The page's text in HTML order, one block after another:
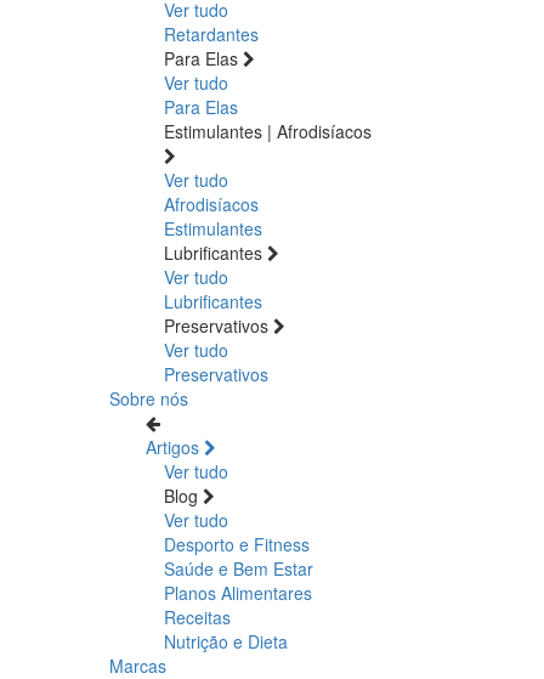
Ver tudo
Retardantes
Para Elas
Ver tudo
Para Elas
Estimulantes | Afrodisíacos
Ver tudo
Afrodisíacos
Estimulantes
Lubrificantes
Ver tudo
Lubrificantes
Preservativos
Ver tudo
Preservativos
Sobre nós
Artigos
Ver tudo
Blog
Ver tudo
Desporto e Fitness
Saúde e Bem Estar
Planos Alimentares
Receitas
Nutrição e Dieta
Marcas